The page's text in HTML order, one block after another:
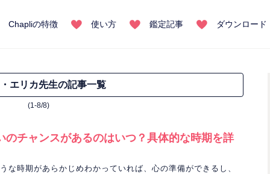
Chapliの特徴 使い方 鑑定記事 ダウンロード
エリカ先生の記事一覧
(1-8/8)
のチャンスがあるのはいつ？具体的な時期を詳
な時期があらかじめわかっていれば、心の準備ができるし、